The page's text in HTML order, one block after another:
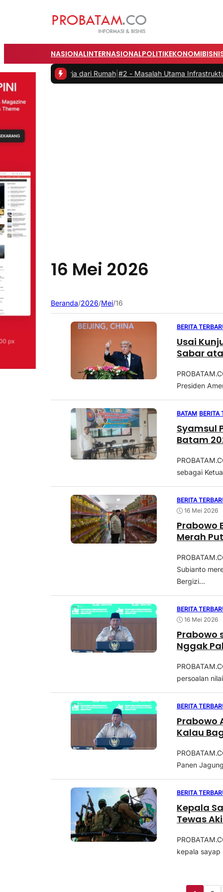
NASIONALINTERNASIONALPOLITIKEKONOMI
Bekerja dari Rumah| #2 -Masalah Utama Infrastruktur
16 Mei 2026
Beranda/2026/Mei/16
BERITA
Usai
Sabar
Presiden
BATAM BERITA
Syamsul
Batam
sebagai
BERITA
16 Mei 2026
Prabowo
Merah
Subianto
Bergizi...
BERITA
16 Mei 2026
Prabowo
Nggak
persoalan
BERITA
Prabowo
Kalau
Panen
BERITA
Kepala
Tewas
kepala